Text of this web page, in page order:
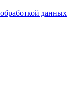
обработкой данных